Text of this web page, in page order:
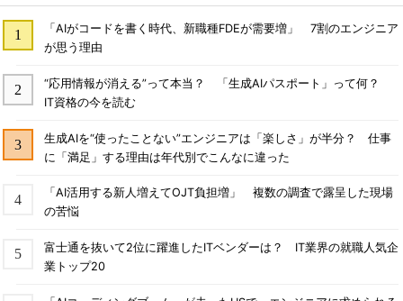
「AIがコードを書く時代、新職種FDEが需要増」 7割のエンジニア
が思う理由
“応用情報が消える”って本当？ 「生成AIパスポート」って何？
IT資格の今を読む
生成AIを“使ったことない”エンジニアは「楽しさ」が半分？ 仕事
に「満足」する理由は年代別でこんなに違った
「AI活用する新人増えてOJT負担増」 複数の調査で露呈した現場
の苦悩
富士通を抜いて2位に躍進したITベンダーは？ IT業界の就職人気企
業トップ20